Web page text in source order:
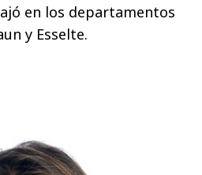
en los departamentos
y Esselte.